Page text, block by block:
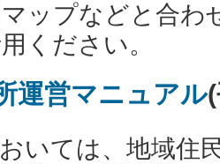
ップなどと合わ
ください。
運営マニュアル
いては、地域住